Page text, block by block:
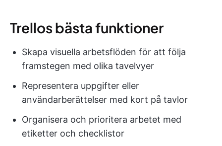
Trellos bästa funktioner
Skapa visuella arbetsflöden för att följa
framstegen med olika tavelvyer
Representera uppgifter eller
användarberättelser med kort på tavlor
Organisera och prioritera arbetet med
etiketter och checklistor